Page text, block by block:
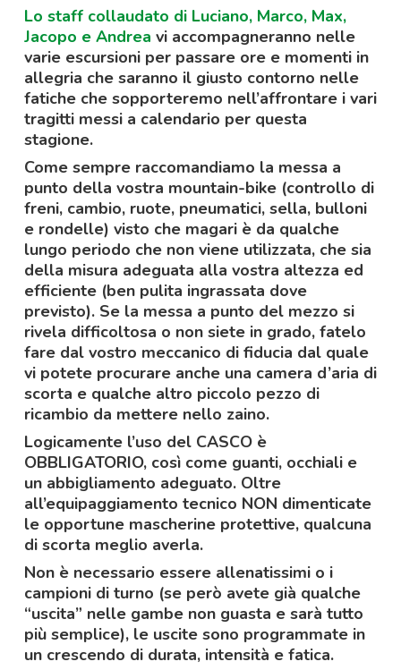
Lo staff collaudato di Luciano, Marco, Max,
Jacopo e Andrea vi accompagneranno nelle
varie escursioni per passare ore e momenti in
allegria che saranno il giusto contorno nelle
fatiche che sopporteremo nell’affrontare i vari
tragitti messi a calendario per questa
stagione.
Come sempre raccomandiamo la messa a
punto della vostra mountain-bike (controllo di
freni, cambio, ruote, pneumatici, sella, bulloni
e rondelle) visto che magari è da qualche
lungo periodo che non viene utilizzata, che sia
della misura adeguata alla vostra altezza ed
efficiente (ben pulita ingrassata dove
previsto). Se la messa a punto del mezzo si
rivela difficoltosa o non siete in grado, fatelo
fare dal vostro meccanico di fiducia dal quale
vi potete procurare anche una camera d’aria di
scorta e qualche altro piccolo pezzo di
ricambio da mettere nello zaino.
Logicamente l’uso del CASCO è
OBBLIGATORIO, così come guanti, occhiali e
un abbigliamento adeguato. Oltre
all’equipaggiamento tecnico NON dimenticate
le opportune mascherine protettive, qualcuna
di scorta meglio averla.
Non è necessario essere allenatissimi o i
campioni di turno (se però avete già qualche
“uscita” nelle gambe non guasta e sarà tutto
più semplice), le uscite sono programmate in
un crescendo di durata, intensità e fatica.